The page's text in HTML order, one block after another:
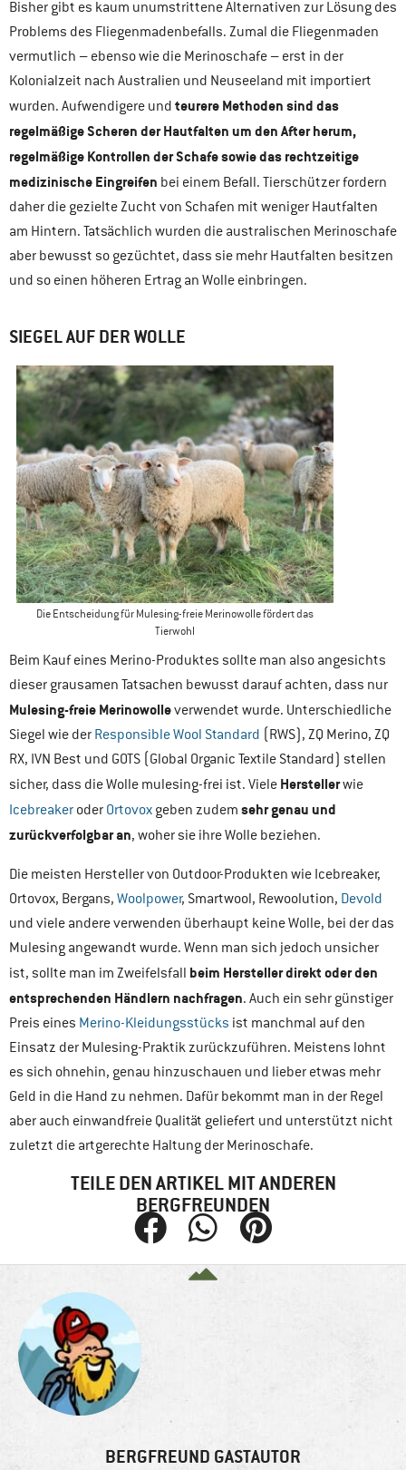
Bisher gibt es kaum unumstrittene Alternativen zur Lösung des
Problems des Fliegenmadenbefalls. Zumal die Fliegenmaden
vermutlich – ebenso wie die Merinoschafe – erst in der
Kolonialzeit nach Australien und Neuseeland mit importiert
wurden. Aufwendigere und teurere Methoden sind das
regelmäßige Scheren der Hautfalten um den After herum,
regelmäßige Kontrollen der Schafe sowie das rechtzeitige
medizinische Eingreifen bei einem Befall. Tierschützer fordern
daher die gezielte Zucht von Schafen mit weniger Hautfalten
am Hintern. Tatsächlich wurden die australischen Merinoschafe
aber bewusst so gezüchtet, dass sie mehr Hautfalten besitzen
und so einen höheren Ertrag an Wolle einbringen.
SIEGEL AUF DER WOLLE
Die Entscheidung für Mulesing-freie Merinowolle fördert das
Tierwohl
Beim Kauf eines Merino-Produktes sollte man also angesichts
dieser grausamen Tatsachen bewusst darauf achten, dass nur
Mulesing-freie Merinowolleverwendet wurde. Unterschiedliche
Siegel wie der Responsible Wool Standard (RWS), ZQ Merino, ZQ
RX, IVN Best und GOTS (Global Organic Textile Standard) stellen
sicher, dass die Wolle mulesing-frei ist. Viele Herstellerwie
Icebreaker oder Ortovox geben zudem sehr genau und
zurückverfolgbar an, woher sie ihre Wolle beziehen.
Die meisten Hersteller von Outdoor-Produkten wie Icebreaker,
Ortovox, Bergans, Woolpower, Smartwool, Rewoolution, Devold
und viele andere verwenden überhaupt keine Wolle, bei der das
Mulesing angewandt wurde. Wenn man sich jedoch unsicher
ist, sollte man im Zweifelsfall beim Hersteller direkt oder den
entsprechenden Händlern nachfragen. Auch ein sehr günstiger
Preis eines Merino-Kleidungsstücks ist manchmal auf den
Einsatz der Mulesing-Praktik zurückzuführen. Meistens lohnt
es sich ohnehin, genau hinzuschauen und lieber etwas mehr
Geld in die Hand zu nehmen. Dafür bekommt man in der Regel
aber auch einwandfreie Qualität geliefert und unterstützt nicht
zuletzt die artgerechte Haltung der Merinoschafe.
TEILE DEN ARTIKEL MIT ANDEREN
BERGFREUNDEN
BERGFREUND GASTAUTOR